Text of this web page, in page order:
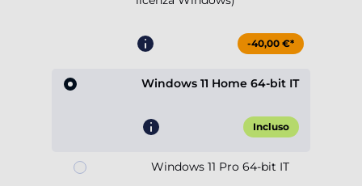
-40,00 €*
Windows 11 Home 64-bit IT
Incluso
Windows 11 Pro 64-bit IT